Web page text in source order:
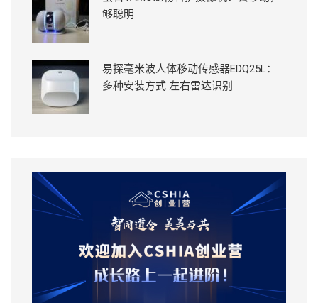
够聪明
易探毫米波人体移动传感器EDQ25L：
多种安装方式 左右雷达识别